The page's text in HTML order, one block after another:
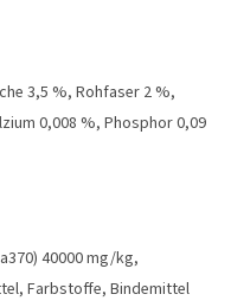
3,5 %, Rohfaser 2 %,
0,008 %, Phosphor 0,09
40000 mg/kg,
Farbstoffe, Bindemittel